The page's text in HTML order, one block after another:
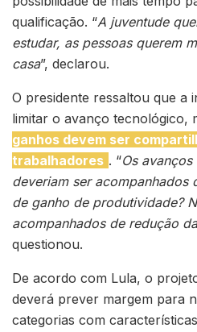
qualificação. “A juventude
estudar, as pessoas querem
casa”, declarou.
O presidente ressaltou que a
limitar o avanço tecnológico,
ganhos devem ser
trabalhadores . “Os
deveriam ser acompanhados
de ganho de produtividade?
acompanhados de redução
questionou.
De acordo com Lula, o
deverá prever margem para
categorias com